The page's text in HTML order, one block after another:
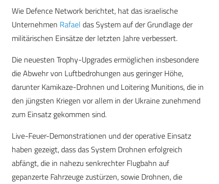
Wie Defence Network berichtet, hat das israelische
Unternehmen Rafael das System auf der Grundlage der
militärischen Einsätze der letzten Jahre verbessert.
Die neuesten Trophy-Upgrades ermöglichen insbesondere
die Abwehr von Luftbedrohungen aus geringer Höhe,
darunter Kamikaze-Drohnen und Loitering Munitions, die in
den jüngsten Kriegen vor allem in der Ukraine zunehmend
zum Einsatz gekommen sind.
Live-Feuer-Demonstrationen und der operative Einsatz
haben gezeigt, dass das System Drohnen erfolgreich
abfängt, die in nahezu senkrechter Flugbahn auf
gepanzerte Fahrzeuge zustürzen, sowie Drohnen, die